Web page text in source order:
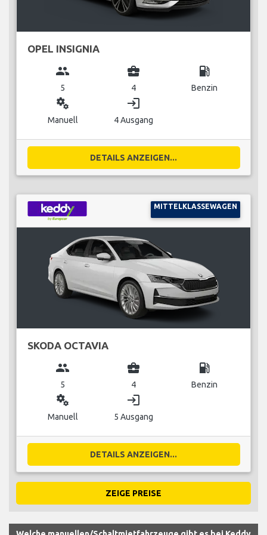
OPEL INSIGNIA
group
5
business_center
4
local_gas_station
Benzin
miscellaneous_services
Manuell
login
4 Ausgang
DETAILS ANZEIGEN...
MITTELKLASSEWAGEN
SKODA OCTAVIA
group
5
business_center
4
local_gas_station
Benzin
miscellaneous_services
Manuell
login
5 Ausgang
DETAILS ANZEIGEN...
ZEIGE PREISE